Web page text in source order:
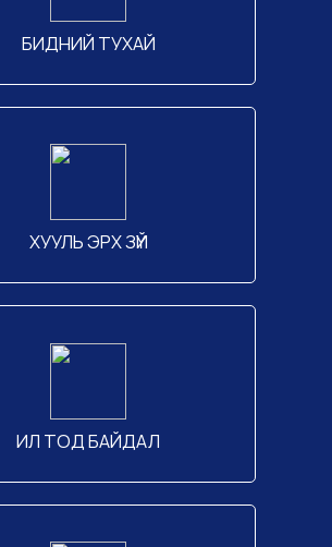
БИДНИЙ ТУХАЙ
ХУУЛЬ ЭРХ ЗҮЙ
ИЛ ТОД БАЙДАЛ